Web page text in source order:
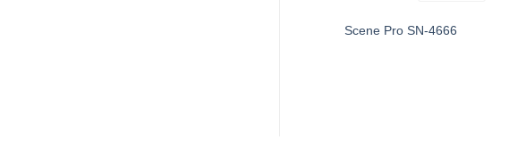
Scene Pro SN-4666